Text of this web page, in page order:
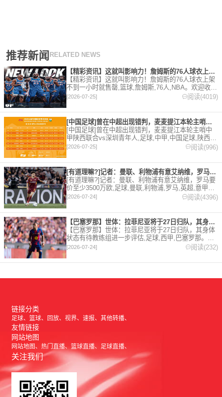
推荐新闻 RELATED NEWS
【精彩资讯】这就叫影响力！詹姆斯的76人球衣上架不到一小时就
【精彩资讯】这就叫影响力！詹姆斯的76人球衣上架
不到一小时就售罄,篮球,詹姆斯,76人,NBA。欢迎收藏
本站，24小时为你更新最新的足球，篮球体育资讯。
[2026-07-25] 阅读(4019)
[中国足球]曾在中超出现错判，麦麦提江本轮主哨中甲陕西联合v
[中国足球]曾在中超出现错判，麦麦提江本轮主哨中
甲陕西联合vs深圳青年人,足球,中甲,中国足球,陕西联
合,深圳青年人,中超。欢迎收藏本站，24小时为你更
[2026-07-25] 阅读(996)
[有道理嘛?]记者：曼联、利物浦有意艾纳维，罗马要价至少35
[有道理嘛?]记者：曼联、利物浦有意艾纳维，罗马要
价至少3500万欧,足球,曼联,利物浦,罗马,英超,意甲。
欢迎收藏本站，24小时为你更新最新的足球，篮球体
育资讯。
[2026-07-24] 阅读(4396)
【巴塞罗那】世体：拉菲尼亚将于27日归队，其身体状态有待教练
【巴塞罗那】世体：拉菲尼亚将于27日归队，其身体
状态有待教练组进一步评估,足球,西甲,巴塞罗那。欢
迎收藏本站，24小时为你更新最新的足球，篮球体育
资讯。
[2026-07-24] 阅读(232)
链接分类
足球 篮球 回放 视界 速报 其他转播
友情链接
网站地图
网站地图 热门直播 篮球直播 足球直播
关注我们